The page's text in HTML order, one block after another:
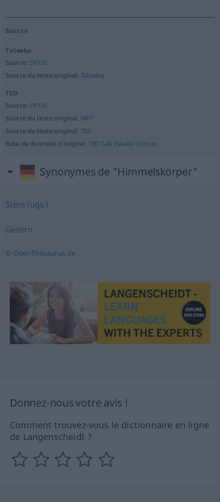
Source
Tatoeba
Source: OPUS
Source du texte original: Tatoeba
TED
Source: OPUS
Source du texte original: WIT³
Source du texte original: TED
Base de données d'origine: TED Talk Parallel Corpus
Synonymes de "Himmelskörper"
Stern (ugs.)
Gestirn
© OpenThesaurus.de
Donnez-nous votre avis !
Comment trouvez-vous le dictionnaire en ligne
de Langenscheidt ?